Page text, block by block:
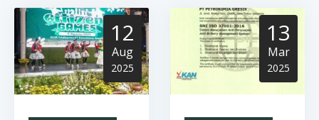
12
Aug
2025
13
Mar
2025